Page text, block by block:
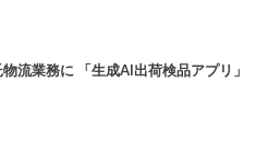
流業務に 「生成AI出荷検品アプリ」